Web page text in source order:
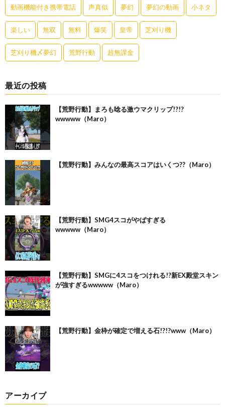
動画機能付き携帯電話 声真似 夢幻 夢幻の動画 小ネタ
楽しい 無双 無料 爆笑 皇帝 芝刈り機
芝刈り機〆夢幻 荒野行動 超無課金
最近の投稿
【荒野行動】まろも唸る激ウマクリップ!?!?
wwwww（Maro）
【荒野行動】みんなの最高スコアはいくつ??（Maro）
【荒野行動】SMG4スコがやばすぎる
wwwww（Maro）
【荒野行動】SMGに4スコをつけれる!?新EX殿堂スキン
が強すぎるwwwww（Maro）
【荒野行動】金枠が確定で増える石!?!?www（Maro）
アーカイブ